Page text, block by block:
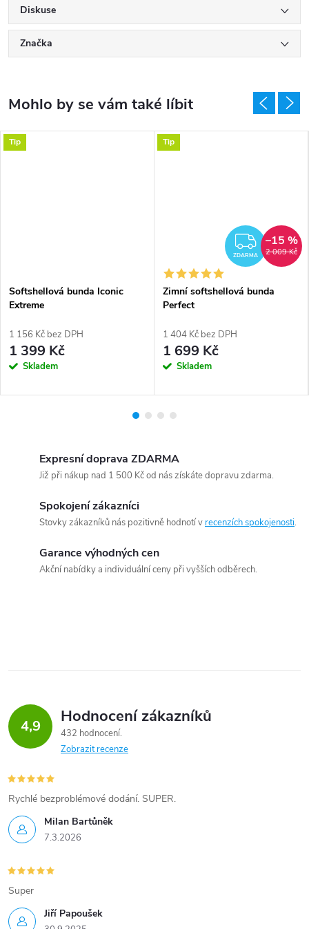
Expresní doprava ZDARMA
Již při nákup nad 1 500 Kč od nás získáte dopravu zdarma.
Spokojení zákazníci
Stovky zákazníků nás pozitivně hodnotí v recenzích spokojenosti.
Garance výhodných cen
Akční nabídky a individuální ceny při vyšších odběrech.
Diskuse
Značka
Tip
Softshellová bunda Iconic
Extreme
1 156 Kč bez DPH
1 399 Kč
Skladem
Tip
ZDARMA 2 009 Kč
–15 %
Zimní softshellová bunda
Perfect
1 404 Kč bez DPH
1 699 Kč
Skladem
4,9 Hodnocení zákazníků
432 hodnocení
Zobrazit recenze
Milan Bartůněk
7.3.2026
Rychlé bezproblémové dodání. SUPER.
Jiří Papoušek
Super